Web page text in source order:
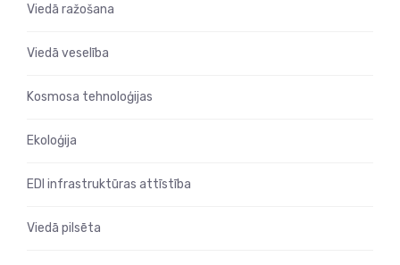
Viedā ražošana
Viedā veselība
Kosmosa tehnoloģijas
Ekoloģija
EDI infrastruktūras attīstība
Viedā pilsēta